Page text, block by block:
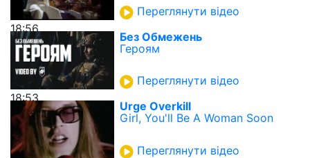
18:56
Переглянути відео
18:53
Без Обмежень
Героям
Переглянути відео
Urge Overkill
Girl, You'll Be A Woman Soon
Переглянути відео